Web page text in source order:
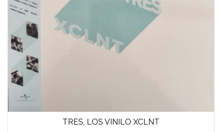
TRES, LOS VINILO XCLNT